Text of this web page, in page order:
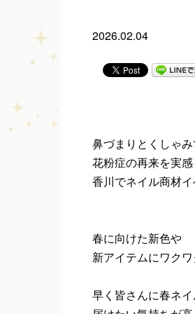
2026.02.04
鼻づまりとくしゃ
花粉症の再来を実感
香川でネイル商材
春に向けた新色や
新アイテムにワクワ
早く皆さんに春ネ